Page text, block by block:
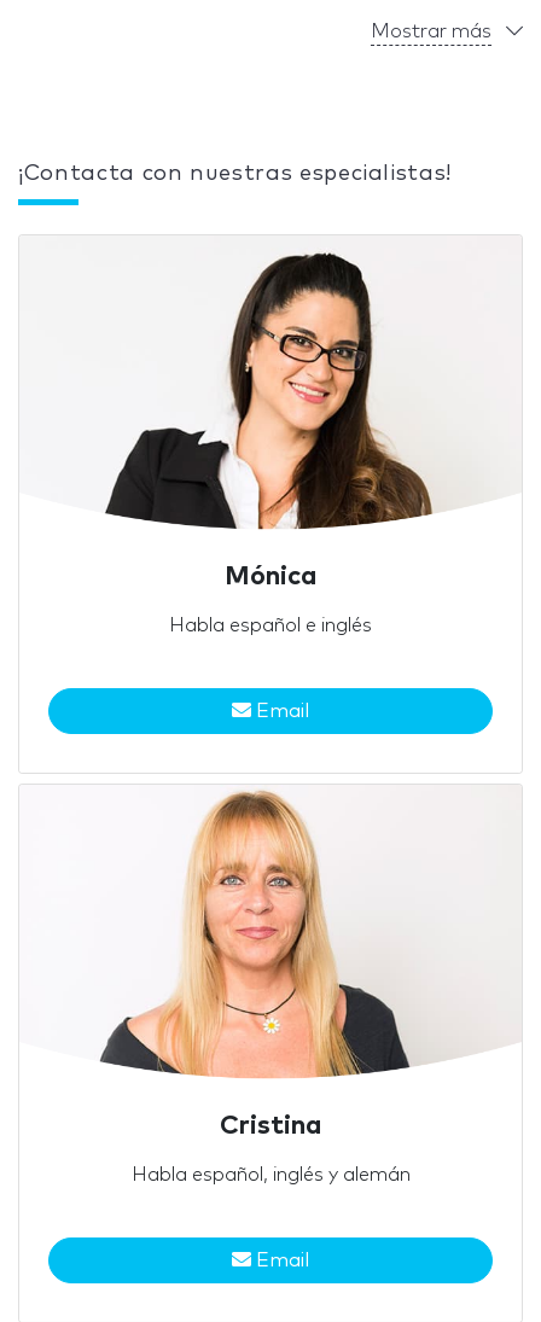
Mostrar más
¡Contacta con nuestras especialistas!
Mónica
Habla español e inglés
Email
Cristina
Habla español, inglés y alemán
Email